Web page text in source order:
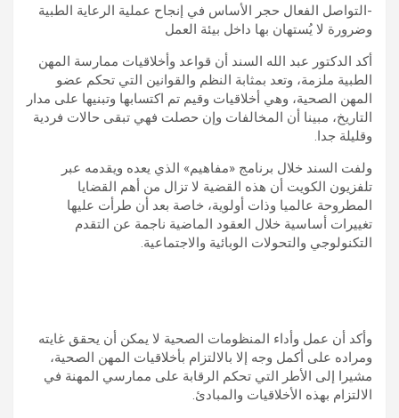
-التواصل الفعال حجر الأساس في إنجاح عملية الرعاية الطبية
وضرورة لا يُستهان بها داخل بيئة العمل
أكد الدكتور عبد الله السند أن قواعد وأخلاقيات ممارسة المهن
الطبية ملزمة، وتعد بمثابة النظم والقوانين التي تحكم عضو
المهن الصحية، وهي أخلاقيات وقيم تم اكتسابها وتبنيها على مدار
التاريخ، مبينا أن المخالفات وإن حصلت فهي تبقى حالات فردية
وقليلة جدا.
ولفت السند خلال برنامج «مفاهيم» الذي يعده ويقدمه عبر
تلفزيون الكويت أن هذه القضية لا تزال من أهم القضايا
المطروحة عالميا وذات أولوية، خاصة بعد أن طرأت عليها
تغييرات أساسية خلال العقود الماضية ناجمة عن التقدم
التكنولوجي والتحولات الوبائية والاجتماعية.
وأكد أن عمل وأداء المنظومات الصحية لا يمكن أن يحقق غايته
ومراده على أكمل وجه إلا بالالتزام بأخلاقيات المهن الصحية،
مشيرا إلى الأطر التي تحكم الرقابة على ممارسي المهنة في
الالتزام بهذه الأخلاقيات والمبادئ.